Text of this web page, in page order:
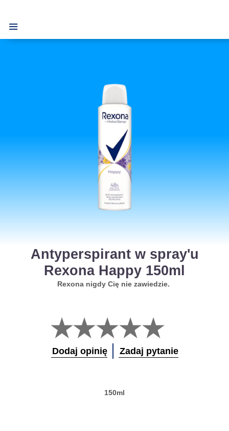
Antyperspirant w spray'u
Rexona Happy 150ml
Rexona nigdy Cię nie zawiedzie.
Nie
przesłano
żadnych
ocen
dla
Dodaj opinię Zadaj pytanie
150ml